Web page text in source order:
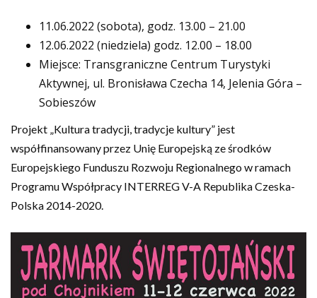
11.06.2022 (sobota), godz. 13.00 – 21.00
12.06.2022 (niedziela) godz. 12.00 – 18.00
Miejsce: Transgraniczne Centrum Turystyki
Aktywnej, ul. Bronisława Czecha 14, Jelenia Góra –
Sobieszów
Projekt „Kultura tradycji, tradycje kultury” jest
współfinansowany przez Unię Europejską ze środków
Europejskiego Funduszu Rozwoju Regionalnego w ramach
Programu Współpracy INTERREG V-A Republika Czeska-
Polska 2014-2020.